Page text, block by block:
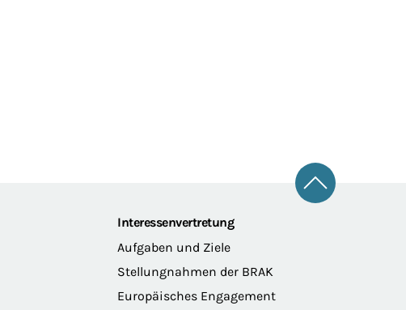
Zum
Interessenvertretung
Aufgaben und Ziele
Stellungnahmen der BRAK
Europäisches Engagement